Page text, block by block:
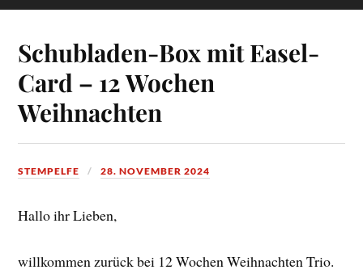
Schubladen-Box mit Easel-
Card – 12 Wochen
Weihnachten
STEMPELFE 28. NOVEMBER 2024
Hallo ihr Lieben,
willkommen zurück bei 12 Wochen Weihnachten Trio.